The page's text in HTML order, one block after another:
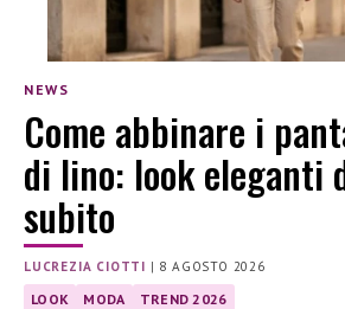
NEWS
Come abbinare i
di lino: look eleganti
subito
LUCREZIA CIOTTI | 8 AGOSTO 2026
LOOK MODA TREND 2026